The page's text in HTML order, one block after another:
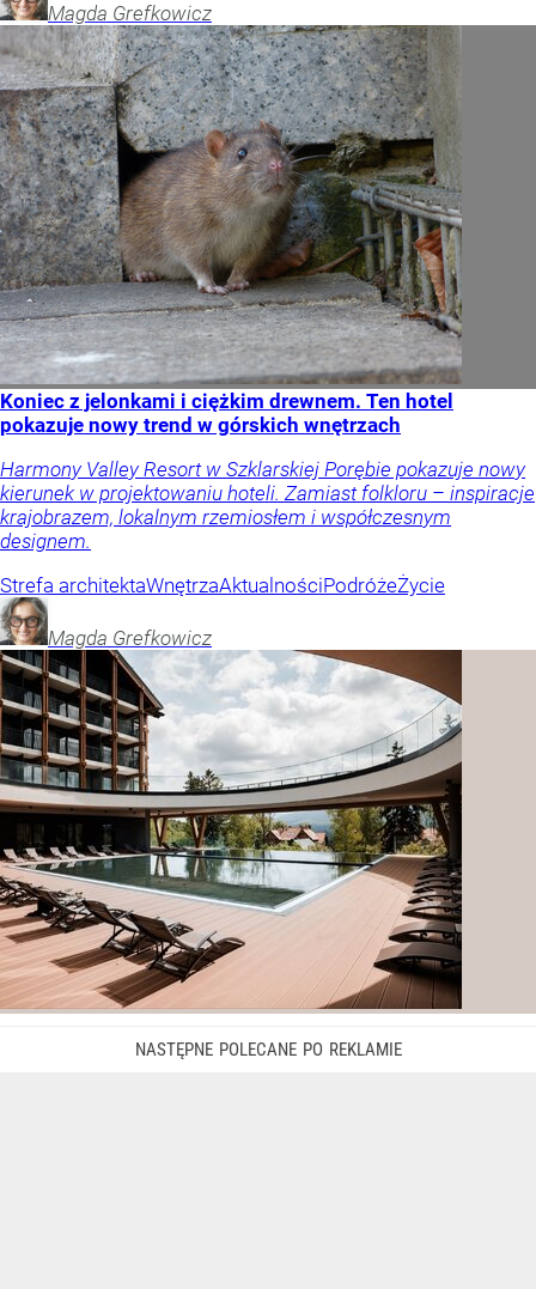
Magda Grefkowicz
Koniec z jelonkami i ciężkim drewnem. Ten hotel
pokazuje nowy trend w górskich wnętrzach
Harmony Valley Resort w Szklarskiej Porębie pokazuje nowy
kierunek w projektowaniu hoteli. Zamiast folkloru – inspiracje
krajobrazem, lokalnym rzemiosłem i współczesnym
designem.
Strefa architektaWnętrzaAktualnościPodróżeŻycie
Magda Grefkowicz